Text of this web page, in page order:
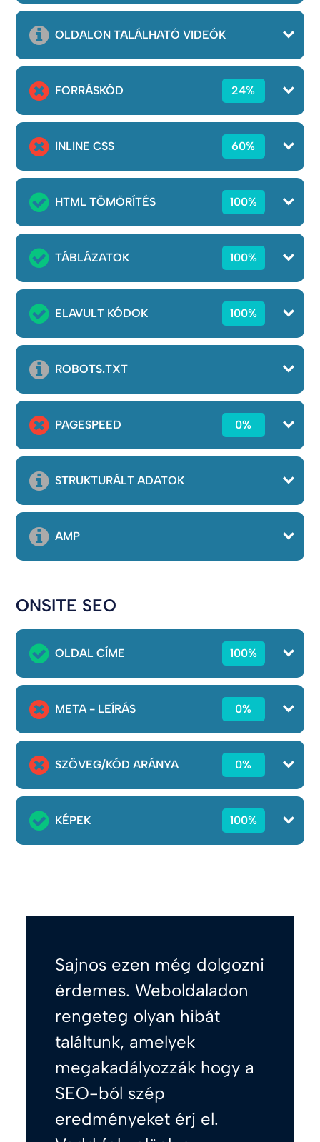
OLDALON TALÁLHATÓ VIDEÓK
FORRÁSKÓD 24%
INLINE CSS 60%
HTML TÖMÖRÍTÉS 100%
TÁBLÁZATOK 100%
ELAVULT KÓDOK 100%
ROBOTS.TXT
PAGESPEED 0%
STRUKTURÁLT ADATOK
AMP
ONSITE SEO
OLDAL CÍME 100%
META - LEÍRÁS 0%
SZÖVEG/KÓD ARÁNYA 0%
KÉPEK 100%
Sajnos ezen még dolgozni
érdemes. Weboldaladon
rengeteg olyan hibát
találtunk, amelyek
megakadályozzák hogy a
SEO-ból szép
eredményeket érj el.